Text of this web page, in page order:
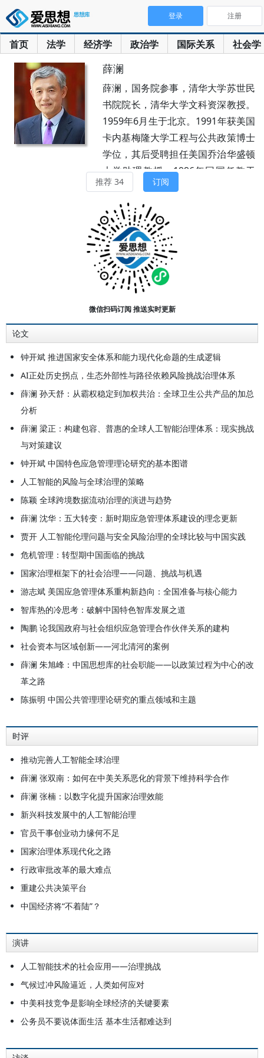
首页 法学 经济学 政治学 国际关系 社会学
登录 注册
薛澜
薛澜，国务院参事，清华大学苏世民
书院院长，清华大学文科资深教授。
1959年6月生于北京。1991年获美国
卡内基梅隆大学工程与公共政策博士
学位，其后受聘担任美国乔治华盛顿
大学助理教授。1996年回国任教于
清华大学。2000-2018年，曾先后担
任清华大学公共管理学院副院长，常
务副院长，院长。现兼任清华大学人
工智能国际治理研究院院长，清华大
学中国科技政策研究中心主任，清华
大学全球可持续发展研究院联席院
长，国务院学位委员会公共管理学科
评议组联合召集人，国家新一代人工
会委员，美国卡内基梅隆大学兼职教
授，美国布鲁金斯学会非常任高级研
络理事会成员，联合国公共行政专家
首届领导小组成员等。研究领域包
政策，危机管理及全球治理。曾获国
家自然科学基金委员会杰出青年基
金，教育部 “长江学者” 特聘教授，
复旦管理学杰出贡献奖，中国科学学
与科技政策研究会杰出贡献奖，第二
届全国创新争先奖章等奖项。
推荐 34 订阅
微信扫码订阅 推送实时更新
论文
钟开斌 推进国家安全体系和能力现代化命题的生成逻辑
AI正处历史拐点，生态外部性与路径依赖风险挑战治理体系
薛澜 孙天舒：从霸权稳定到加权共治：全球卫生公共产品的加总
分析
薛澜 梁正：构建包容、普惠的全球人工智能治理体系：现实挑战
与对策建议
钟开斌 中国特色应急管理理论研究的基本图谱
人工智能的风险与全球治理的策略
陈颖 全球跨境数据流动治理的演进与趋势
薛澜 沈华：五大转变：新时期应急管理体系建设的理念更新
贾开 人工智能伦理问题与安全风险治理的全球比较与中国实践
危机管理：转型期中国面临的挑战
国家治理框架下的社会治理——问题、挑战与机遇
游志斌 美国应急管理体系重构新趋向：全国准备与核心能力
智库热的冷思考：破解中国特色智库发展之道
陶鹏 论我国政府与社会组织应急管理合作伙伴关系的建构
社会资本与区域创新——河北清河的案例
薛澜 朱旭峰：中国思想库的社会职能——以政策过程为中心的改
革之路
陈振明 中国公共管理理论研究的重点领域和主题
时评
推动完善人工智能全球治理
薛澜 张双南：如何在中美关系恶化的背景下维持科学合作
薛澜 张楠：以数字化提升国家治理效能
新兴科技发展中的人工智能治理
官员干事创业动力缘何不足
国家治理体系现代化之路
行政审批改革的最大难点
重建公共决策平台
中国经济将“不着陆”？
演讲
人工智能技术的社会应用——治理挑战
气候过冲风险逼近，人类如何应对
中美科技竞争是影响全球经济的关键要素
公务员不要说体面生活 基本生活都难达到